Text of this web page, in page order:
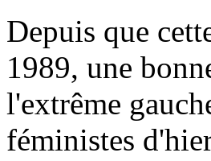
Depuis que
1989, une
l'extrême
féministes